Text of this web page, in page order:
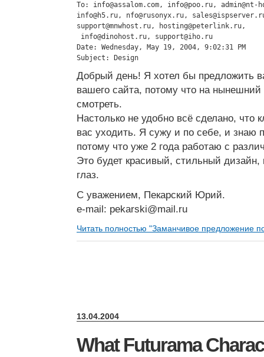
To: info@assalom.com, info@poo.ru,
info@h5.ru, nfo@rusonyx.ru,
support@mnwhost.ru, hosting@peterlink.ru,
info@dinohost.ru, support@iho.ru
Date: Wednesday, May 19, 2004, 9:02:31 PM
Subject: Design
Добрый день! Я хотел бы предложить
вашего сайта, потому что на нынешний
смотреть.
Настолько не удобно всё сделано, что
вас уходить. Я сужу и по себе, и знаю
потому что уже 2 года работаю с
Это будет красивый, стильный дизайн,
глаз.
С уважением, Пекарский Юрий.
e-mail: pekarski@mail.ru
Читать полностью "Заманчивое предложение
13.04.2004
What Futurama